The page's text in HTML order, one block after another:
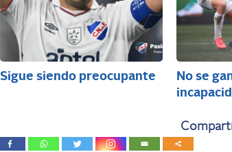
Sigue siendo preocupante
No se